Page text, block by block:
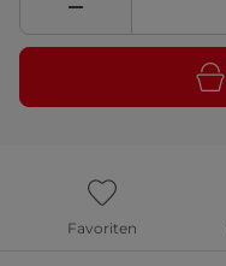
Favoriten